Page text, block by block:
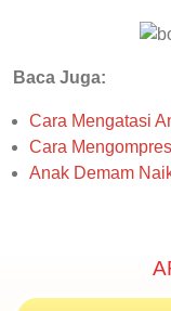
Baca Juga:
Cara Mengatasi
Cara
Anak Demam